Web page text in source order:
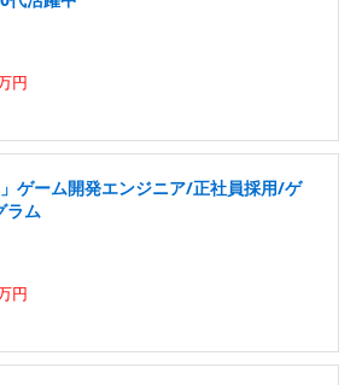
円
」ゲーム開発エンジニア/正社員採用/ゲ
ラム
円